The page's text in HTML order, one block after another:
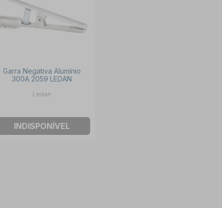
Garra Negativa Alumínio
300A 2059 LEDAN
Ledan
INDISPONÍVEL